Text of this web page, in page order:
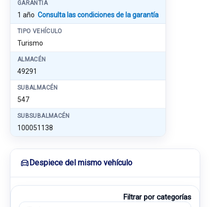
GARANTIA
1 año Consulta las condiciones de la garantía
TIPO VEHÍCULO
Turismo
ALMACÉN
49291
SUBALMACÉN
547
SUBSUBALMACÉN
100051138
Despiece del mismo vehículo
Filtrar por categorías